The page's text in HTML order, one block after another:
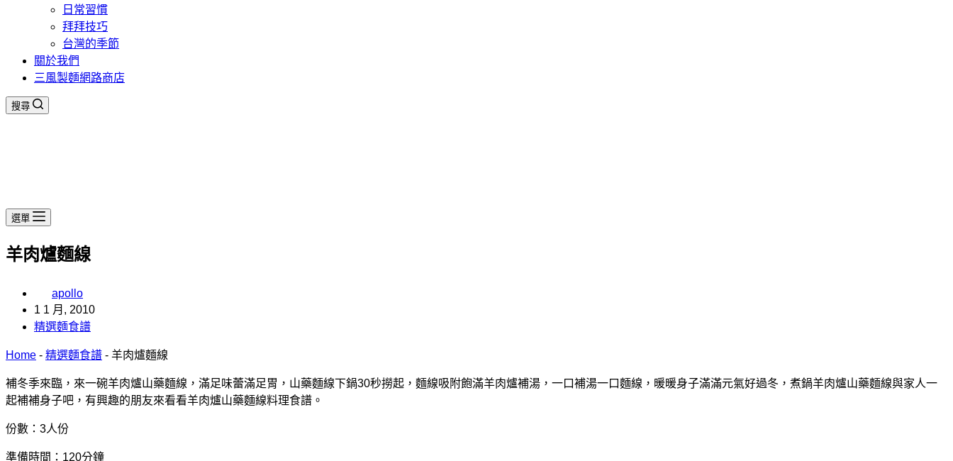
日常習慣
拜拜技巧
台灣的季節
關於我們
三風製麵網路商店
搜尋
選單
羊肉爐麵線
apollo
1 1 月, 2010
精選麵食譜
Home - 精選麵食譜 - 羊肉爐麵線
補冬季來臨，來一碗羊肉爐山藥麵線，滿足味蕾滿足胃，山藥麵線下鍋30秒撈起，麵線吸附飽滿羊肉爐補湯，一口補湯一口麵線，暖暖身子滿滿元氣好過冬，煮鍋羊肉爐山藥麵線與家人一
起補補身子吧，有興趣的朋友來看看羊肉爐山藥麵線料理食譜。
份數：3人份
準備時間：120分鐘